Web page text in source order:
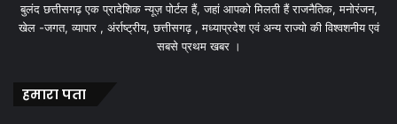
बुलंद छत्तीसगढ़ एक प्रादेशिक न्यूज़ पोर्टल हैं, जहां आपको मिलती हैं राजनैतिक, मनोरंजन,
खेल -जगत, व्यापार , अंर्राष्ट्रीय, छत्तीसगढ़ , मध्याप्रदेश एवं अन्य राज्यो की विश्वशनीय एवं
सबसे प्रथम खबर ।
हमारा पता